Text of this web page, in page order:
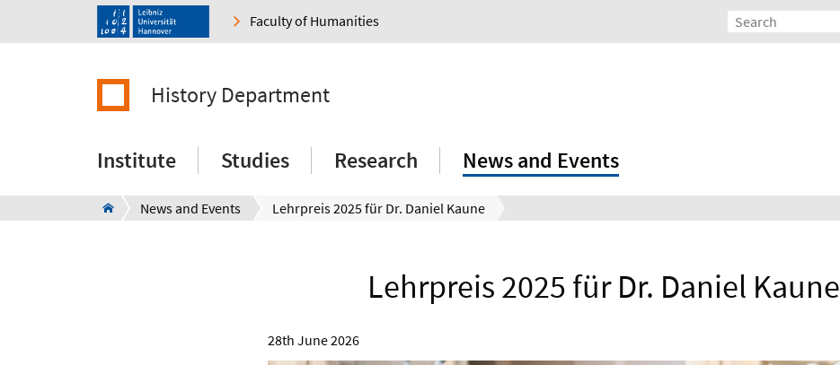
Faculty of Humanities
History Department
Institute Studies Research News and Events
News and Events Lehrpreis 2025 für Dr. Daniel Kaune
Lehrpreis 2025 für Dr. Daniel Kaune
28th June 2026